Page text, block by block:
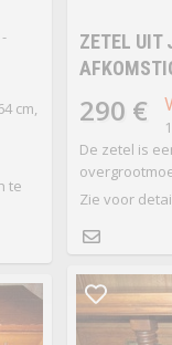
cm,
te
ZETEL UIT
290 €
De zetel is
Zie voor